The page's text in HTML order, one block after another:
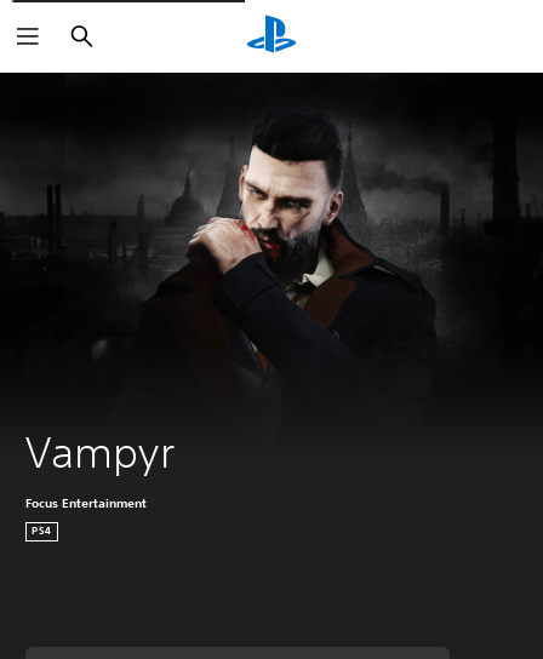
Søk
Vampyr
Focus Entertainment
PS4